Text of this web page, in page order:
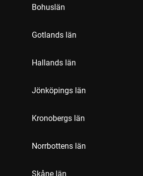
Bohuslän
Gotlands län
Hallands län
Jönköpings län
Kronobergs län
Norrbottens län
Skåne län